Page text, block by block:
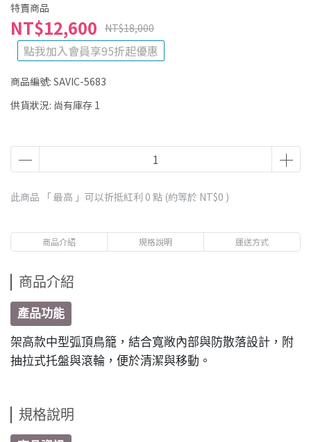
特賣商品
NT$12,600 NT$18,000
點我加入會員享95折起優惠
商品編號: SAVIC-5683
供貨狀況: 尚有庫存 1
此商品 「 最高 」可以折抵紅利 0 點 (約等於 NT$0 )
商品介紹 規格說明 運送方式
商品介紹
產品功能
架高款中型弧頂鳥籠，結合寬敞內部與防散落設計，附
抽拉式托盤與滾輪，便於清潔與移動。
規格說明